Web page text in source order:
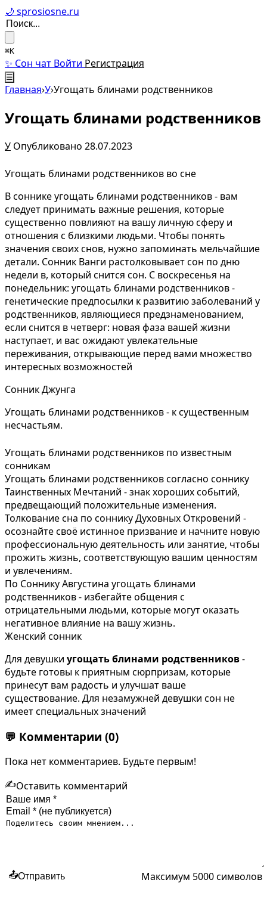
🌙 sprosiosne.ru
⌘K
✨ Сон чат Войти Регистрация
☰
Главная›У›Угощать блинами родственников
Угощать блинами родственников
У Опубликовано 28.07.2023
Угощать блинами родственников во сне
В соннике угощать блинами родственников - вам
следует принимать важные решения, которые
существенно повлияют на вашу личную сферу и
отношения с близкими людьми. Чтобы понять
значения своих снов, нужно запоминать мельчайшие
детали. Сонник Ванги растолковывает сон по дню
недели в, который снится сон. С воскресенья на
понедельник: угощать блинами родственников -
генетические предпосылки к развитию заболеваний у
родственников, являющиеся предзнаменованием,
если снится в четверг: новая фаза вашей жизни
наступает, и вас ожидают увлекательные
переживания, открывающие перед вами множество
интересных возможностей
Сонник Джунга
Угощать блинами родственников - к существенным
несчастьям.
Угощать блинами родственников по известным
сонникам
Угощать блинами родственников согласно соннику
Таинственных Мечтаний - знак хороших событий,
предвещающий положительные изменения.
Толкование сна по соннику Духовных Откровений -
осознайте своё истинное призвание и начните новую
профессиональную деятельность или занятие, чтобы
прожить жизнь, соответствующую вашим ценностям
и увлечениям.
По Соннику Августина угощать блинами
родственников - избегайте общения с
отрицательными людьми, которые могут оказать
негативное влияние на вашу жизнь.
Женский сонник
Для девушки угощать блинами родственников-
будьте готовы к приятным сюрпризам, которые
принесут вам радость и улучшат ваше
существование. Для незамужней девушки сон не
имеет специальных значений
💬 Комментарии (0)
Пока нет комментариев. Будьте первым!
✍️Оставить комментарий
📤Отправить Максимум 5000 символов